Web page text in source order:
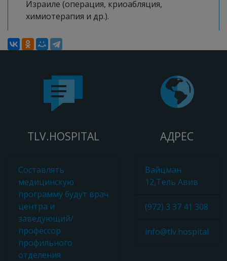
Израиле (операция, криоабляция,
химиотерапия и др.).
TLV.HOSPITAL
Составлять
медицинскую
программу будут врач
центра и
заведующий/
профессор
профильного
отделения
АДРЕС
Вайцман
12,Тель Авив
(972) 3 37 41 308
info@tlv.hospital